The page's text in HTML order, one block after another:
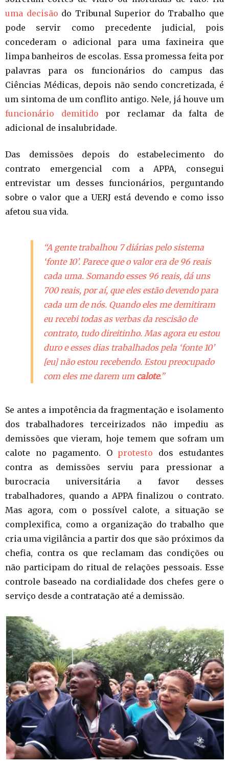
uma decisão do Tribunal Superior do Trabalho que
pode servir como precedente judicial, pois
concederam o adicional para uma faxineira que
limpa banheiros de escolas. Essa promessa feita por
palavras para os funcionários do campus das
Ciências Médicas, depois não sendo concretizada, é
um sintoma de um conflito antigo. Nele, já houve um
funcionário demitido por reclamar da falta de
adicional de insalubridade.
Das demissões depois do estabelecimento do
contrato emergencial com a APPA, consegui
entrevistar um desses funcionários, perguntando
sobre o valor que a UERJ está devendo e como isso
afetou sua vida.
“A gente trabalhou 7 diárias pelo sistema
‘fonte 10’. Parece que o valor era de 96 reais
cada uma. Somando esses 96 reais, dá uns
700 reais, por aí, que eles estão devendo para
cada um de nós. Quando eles me demitiram
eu recebi todas as verbas da rescisão de
contrato, tudo direitinho. Mas agora eu estou
duro e esses dias trabalhados pela ‘fonte 10’
[eu] não estou recebendo. Estou preocupado
com eles me darem um calote.”
Se antes a impotência da fragmentação e isolamento
dos trabalhadores terceirizados não impediu as
demissões que vieram, hoje temem que sofram um
calote no pagamento. O protesto dos estudantes
contra as demissões serviu para pressionar a
burocracia universitária a favor desses
trabalhadores, quando a APPA finalizou o contrato.
Mas agora, com o possível calote, a situação se
complexifica, como a organização do trabalho que
cria uma vigilância a partir dos que são próximos da
chefia, contra os que reclamam das condições ou
não participam do ritual de relações pessoais. Esse
controle baseado na cordialidade dos chefes gere o
serviço desde a contratação até a demissão.